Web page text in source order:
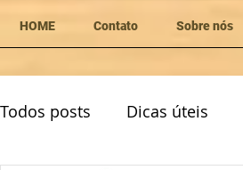
HOME Contato Sobre nós
Todos posts Dicas úteis